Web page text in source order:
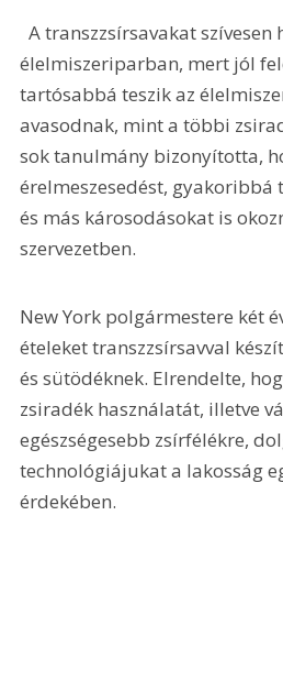
A transzzsírsavakat szívesen
élelmiszeriparban, mert jól
tartósabbá teszik az
avasodnak, mint a többi
sok tanulmány bizonyította,
érelmeszesedést, gyakoribbá
és más károsodásokat is
szervezetben.
New York polgármestere két
ételeket transzzsírsavval
és sütödéknek. Elrendelte,
zsiradék használatát, illetve
egészségesebb zsírfélékre,
technológiájukat a lakosság
érdekében.